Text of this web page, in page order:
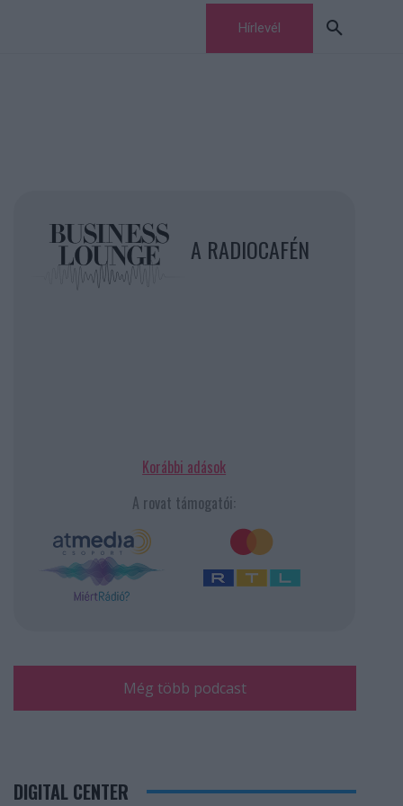
Hírlevél
A RADIOCAFÉN
Korábbi adások
A rovat támogatói:
Még több podcast
DIGITAL CENTER